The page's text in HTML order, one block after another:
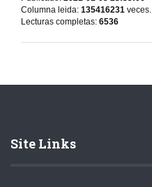
Columna leida: 135416231 veces.
Lecturas completas: 6536
Site Links